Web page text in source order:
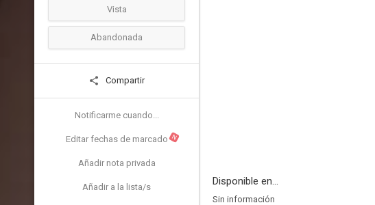
Vista
Abandonada
Compartir
Notificarme cuando...
Editar fechas de marcado N
Añadir nota privada
Añadir a la lista/s Disponible en...
Sin información